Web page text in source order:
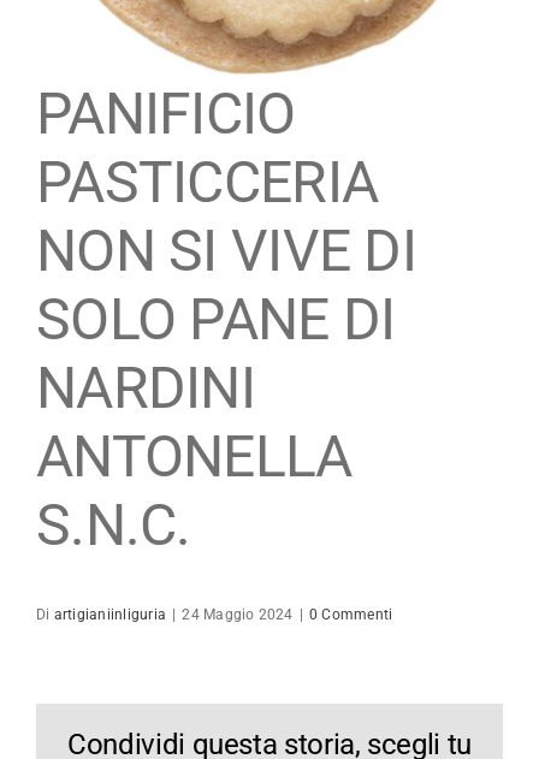
Modulistica
Contatti
PANIFICIO
PASTICCERIA
NON SI VIVE DI
SOLO PANE DI
NARDINI
ANTONELLA
S.N.C.
Di artigianiinliguria 24 Maggio 2024 0 Commenti
Condividi questa storia, scegli tu